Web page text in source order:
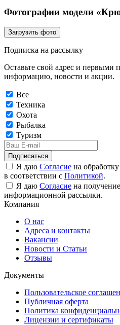
Фотографии модели
Загрузить фото
Подписка на рассылку
Оставьте свой адрес и первыми
информацию, новости и акции.
Все
Техника
Охота
Рыбалка
Туризм
Подписаться
Я даю Согласие на
в соответствии с Политикой.
Я даю Согласие на
информационной рассылки.
Компания
О нас
Адреса и контакты
Вакансии
Новости и Статьи
Отзывы
Документы
Пользовательское
Публичная оферта
Политика
Лицензии и сертификаты